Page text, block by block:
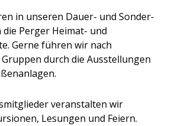
in unseren Dauer- und Sonder-
Perger Heimat- und
Gerne führen wir nach
durch die Ausstellungen
veranstalten wir
Lesungen und Feiern.